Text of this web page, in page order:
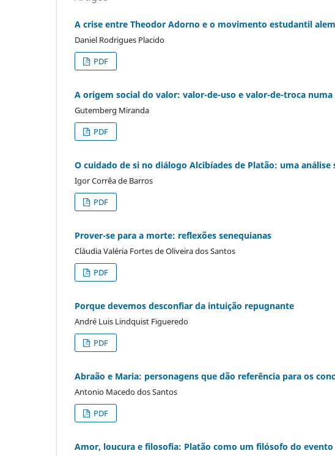
A crise entre Theodor Adorno e o movimento estudantil
Daniel Rodrigues Placido
PDF
A origem social do valor: valor-de-uso e valor-de-troca
Gutemberg Miranda
PDF
O cuidado de si no diálogo Alcibíades de Platão: uma
Igor Corrêa de Barros
PDF
Prover-se para a morte: reflexões senequianas
Cláudia Valéria Fortes de Oliveira dos Santos
PDF
Porque devemos desconfiar da intuição repugnante
André Luis Lindquist Figueredo
PDF
Abraão e Maria: personagens que dão referência para os
Antonio Macedo dos Santos
PDF
Amor, loucura e filosofia: Platão como um filósofo do evento